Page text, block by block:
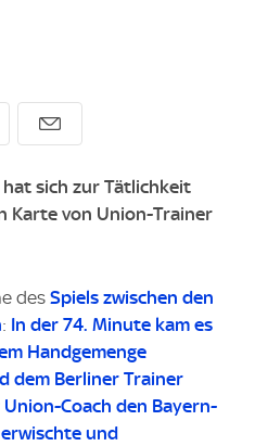
sich zur Tätlichkeit
Karte von Union-Trainer
des Spiels zwischen den
: In der 74. Minute kam es
Handgemenge
dem Berliner Trainer
Coach den Bayern-
und